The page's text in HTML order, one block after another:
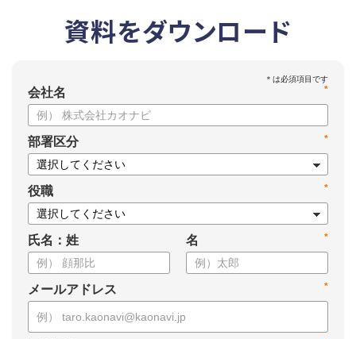
資料をダウンロード
*
会社名
*
部署区分
*
役職
氏名：姓 *
名
*
メールアドレス